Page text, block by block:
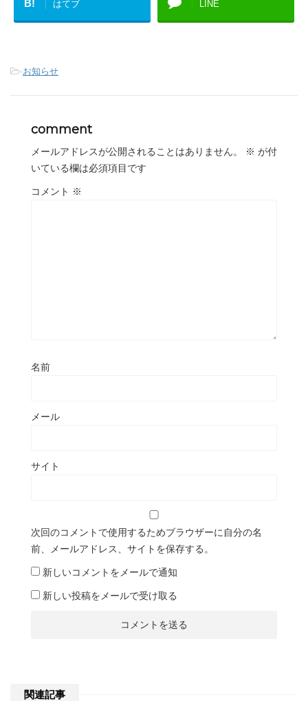
B! はてブ LINE
-お知らせ
comment
メールアドレスが公開されることはありません。 ※ が付
いている欄は必須項目です
コメント ※
名前
メール
サイト
次回のコメントで使用するためブラウザーに自分の名
前、メールアドレス、サイトを保存する。
新しいコメントをメールで通知
新しい投稿をメールで受け取る
関連記事